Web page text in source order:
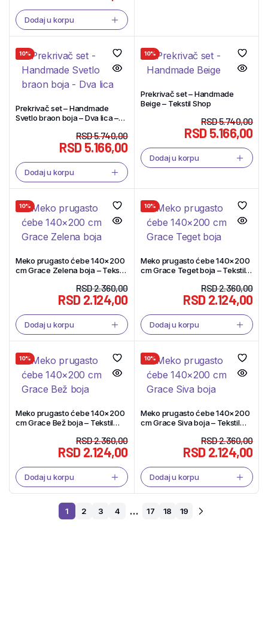
Dodaj u korpu
10%
Prekrivač set – Handmade
Svetlo braon boja – Dva lica –
RSD5.740,00
RSD5.166,00
Dodaj u korpu
10%
Prekrivač set – Handmade
Beige – Tekstil Shop
RSD5.740,00
RSD5.166,00
Dodaj u korpu
10%
Meko prugasto ćebe 140×200
cm Grace Zelena boja – Tekstil
RSD2.360,00
RSD2.124,00
Dodaj u korpu
10%
Meko prugasto ćebe 140×200
cm Grace Teget boja – Tekstil
RSD2.360,00
RSD2.124,00
Dodaj u korpu
10%
Meko prugasto ćebe 140×200
cm Grace Bež boja – Tekstil
RSD2.360,00
RSD2.124,00
Dodaj u korpu
10%
Meko prugasto ćebe 140×200
cm Grace Siva boja – Tekstil
RSD2.360,00
RSD2.124,00
Dodaj u korpu
1 2 3 4 … 17 18 19